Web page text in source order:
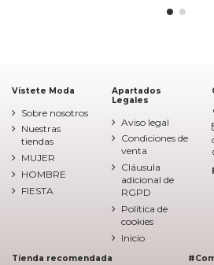
Vístete Moda
Sobre nosotros
Nuestras
tiendas
MUJER
HOMBRE
FIESTA
Apartados
Legales
Aviso legal
Condiciones de
venta
Cláusula
adicional de
RGPD
Política de
cookies
Inicio
Tienda recomendada